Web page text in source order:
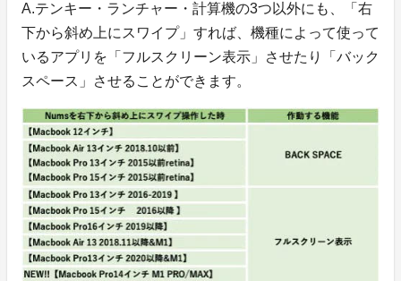
A.テンキー・ランチャー・計算機の3つ以外にも、「右
下から斜め上にスワイプ」すれば、機種によって使って
いるアプリを「フルスクリーン表示」させたり「バック
スペース」させることができます。